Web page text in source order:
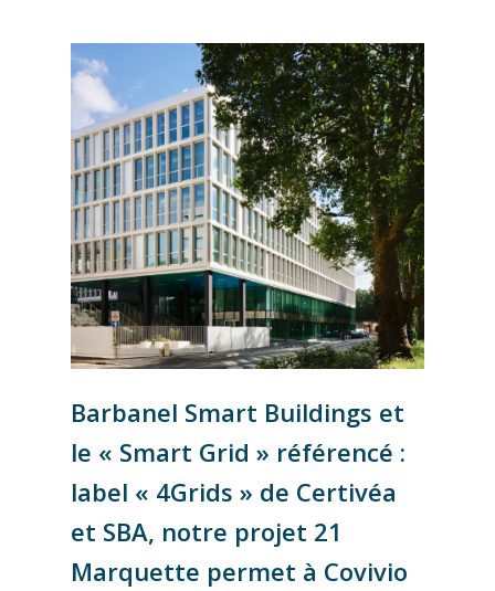
Barbanel Smart Buildings et
le « Smart Grid » référencé :
label « 4Grids » de Certivéa
et SBA, notre projet 21
Marquette permet à Covivio